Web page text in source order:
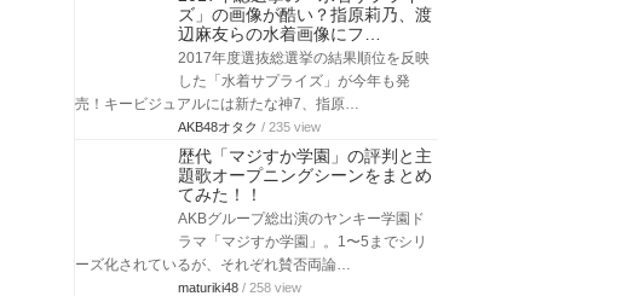
ズ」の画像が酷い？指原莉乃、渡
辺麻友らの水着画像にフ…
2017年度選抜総選挙の結果順位を反映
した「水着サプライズ」が今年も発
売！キービジュアルには新たな神7、指原…
AKB48オタク / 235 view
歴代「マジすか学園」の評判と主
題歌オープニングシーンをまとめ
てみた！！
AKBグループ総出演のヤンキー学園ド
ラマ「マジすか学園」。1〜5までシリ
ーズ化されているが、それぞれ賛否両論…
maturiki48 / 258 view